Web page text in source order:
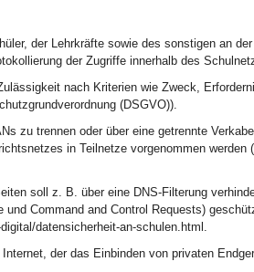
der Lehrkräfte sowie des sonstigen an
der Zugriffe innerhalb des
nach Kriterien wie Zweck,
(DSGVO)).
zu trennen oder über eine getrennte
in Teilnetze vorgenommen werden
soll z. B. über eine DNS-Filterung
Command and Control Requests)
datensicherheit-an-schulen.html.
der das Einbinden von privaten